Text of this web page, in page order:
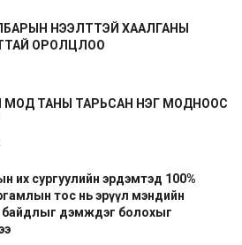
НЭЭЛТТЭЙ ХААЛГАНЫ
ОРОЛЦЛОО
МОД ТАНЫ ТАРЬСАН НЭГ МОДНООС
их сургуулийн эрдэмтэд 100%
тос нь эрүүл мэндийн
байдлыг дэмждэг болохыг